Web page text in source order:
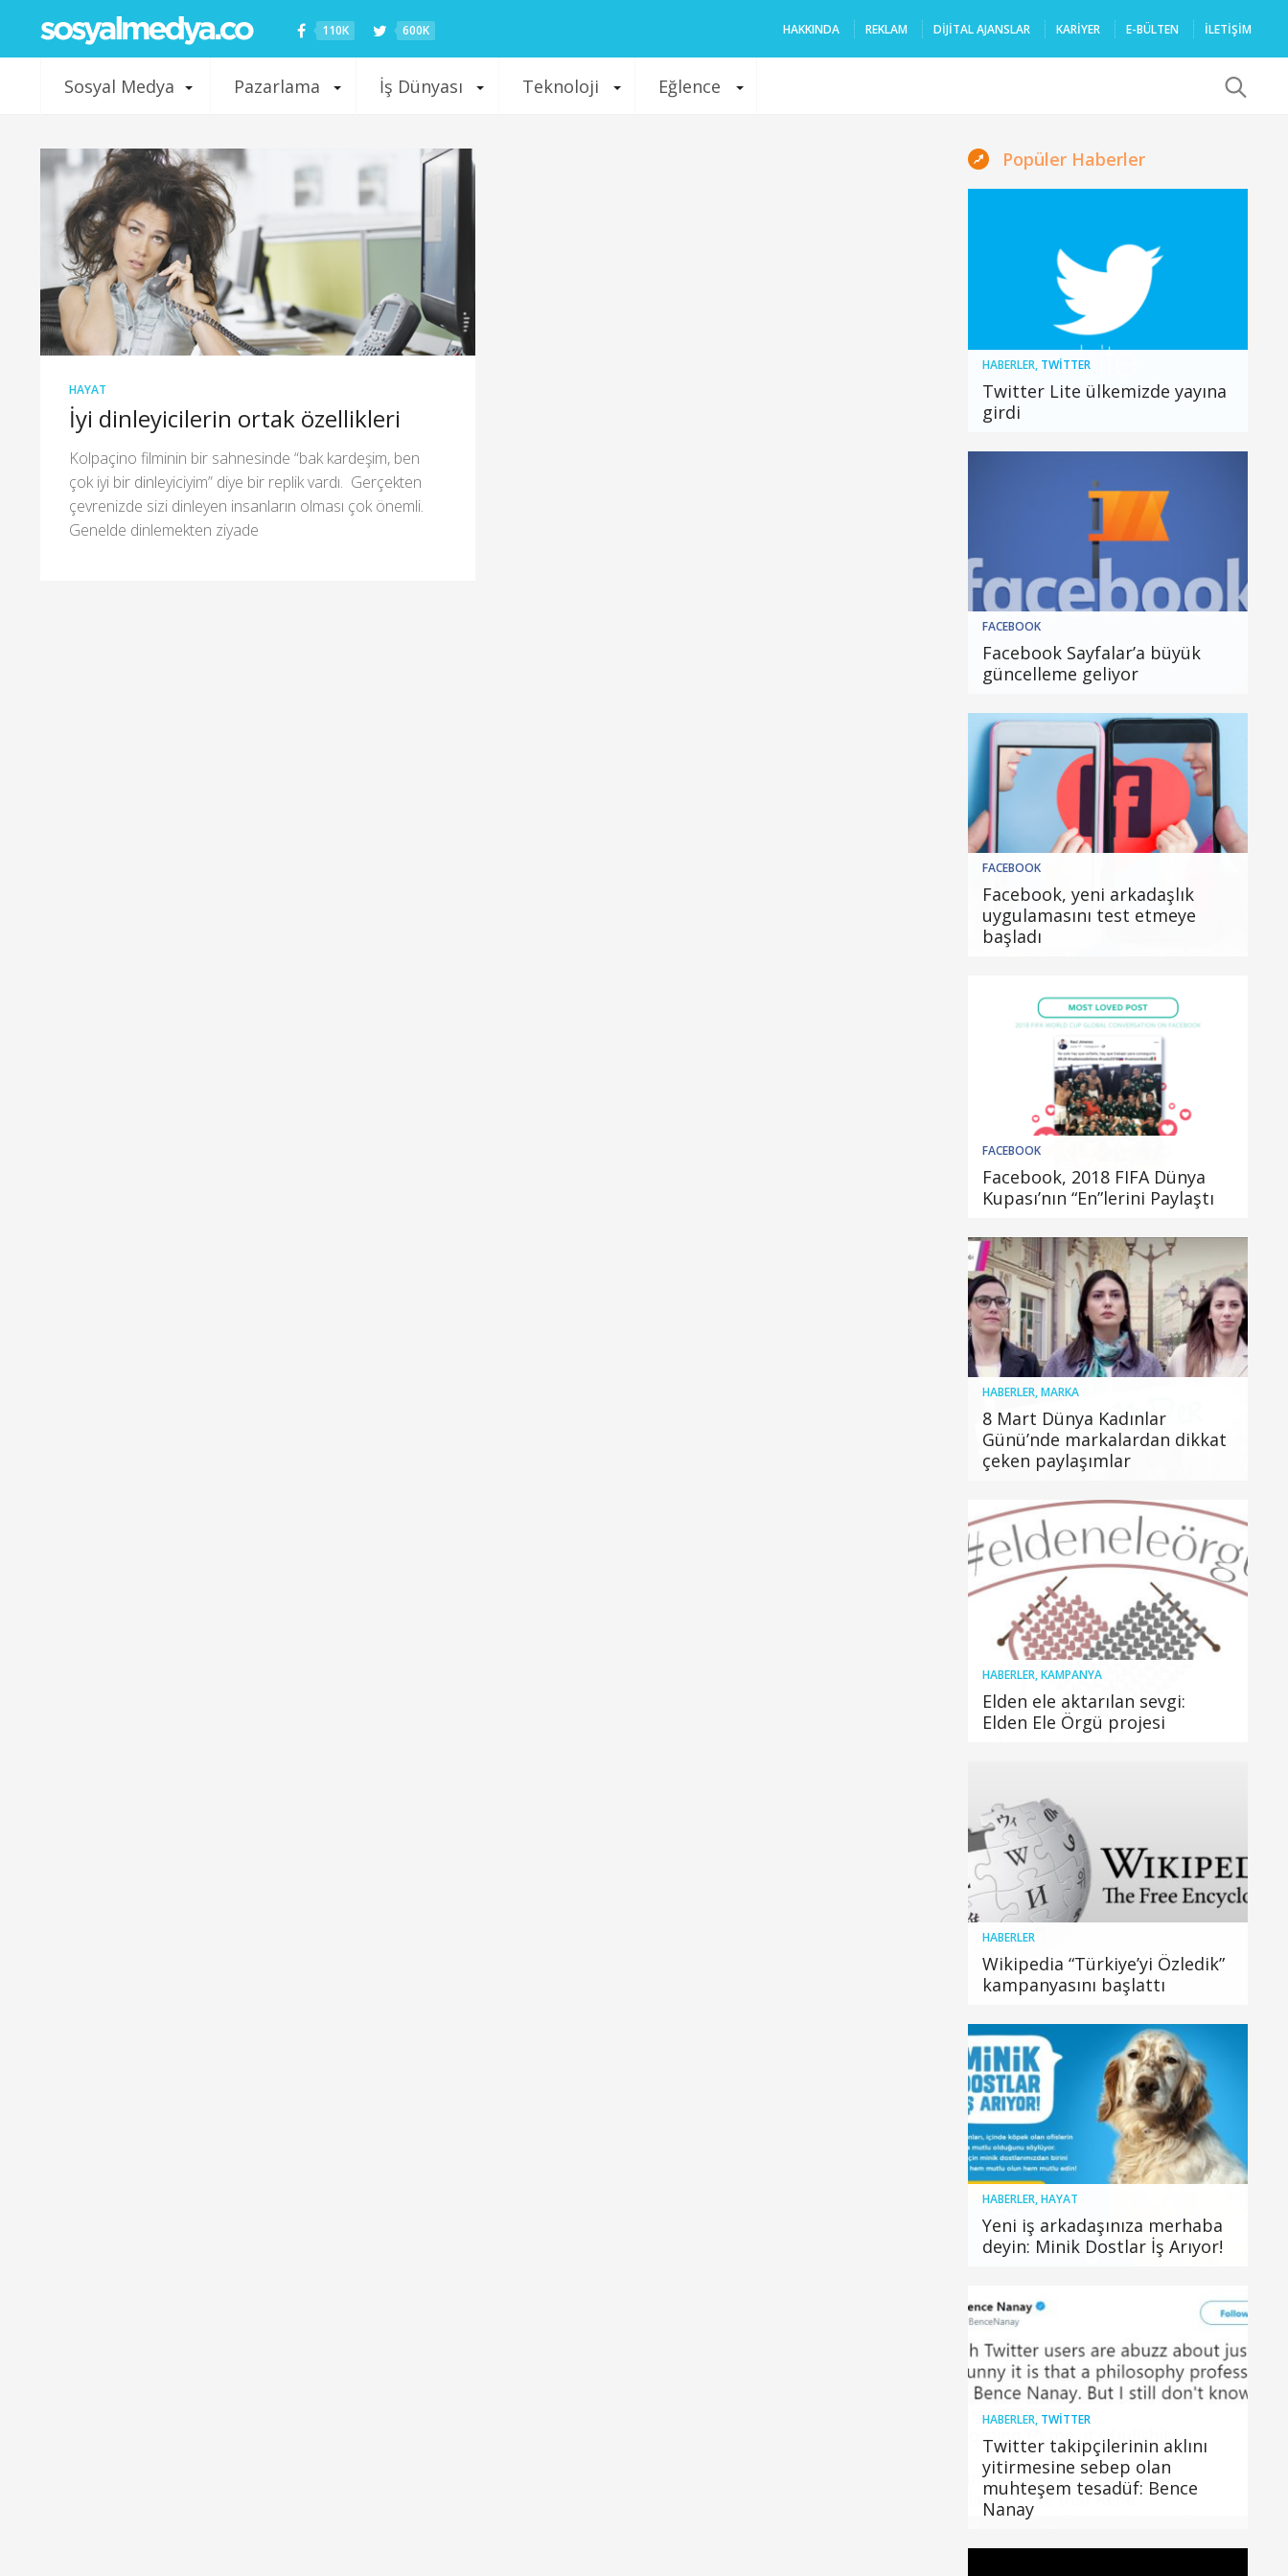
110K 600K HAKKINDA REKLAM DIJITAL AJANSLAR KARIYER E-BÜLTEN İLETİŞİM
Sosyal Medya Pazarlama İş Dünyası Teknoloji Eğlence
HAYAT
İyi dinleyicilerin ortak özellikleri
Kolpaçino filminin bir sahnesinde “bak kardeşim, ben
çok iyi bir dinleyiciyim” diye bir replik vardı. Gerçekten
çevrenizde sizi dinleyen insanların olması çok önemli.
Genelde dinlemekten ziyade
Popüler Haberler
HABERLER, TWITTER
Twitter Lite ülkemizde yayına
girdi
FACEBOOK
Facebook Sayfalar’a büyük
güncelleme geliyor
FACEBOOK
Facebook, yeni arkadaşlık
uygulamasını test etmeye
başladı
FACEBOOK
Facebook, 2018 FIFA Dünya
Kupası’nın “En”lerini Paylaştı
HABERLER,MARKA
8 Mart Dünya Kadınlar
Günü’nde markalardan dikkat
çeken paylaşımlar
HABERLER,KAMPANYA
Elden ele aktarılan sevgi:
Elden Ele Örgü projesi
HABERLER
Wikipedia “Türkiye’yi Özledik”
kampanyasını başlattı
HABERLER,HAYAT
Yeni iş arkadaşınıza merhaba
deyin: Minik Dostlar İş Arıyor!
HABERLER, TWITTER
Twitter takipçilerinin aklını
yitirmesine sebep olan
muhteşem tesadüf: Bence
Nanay